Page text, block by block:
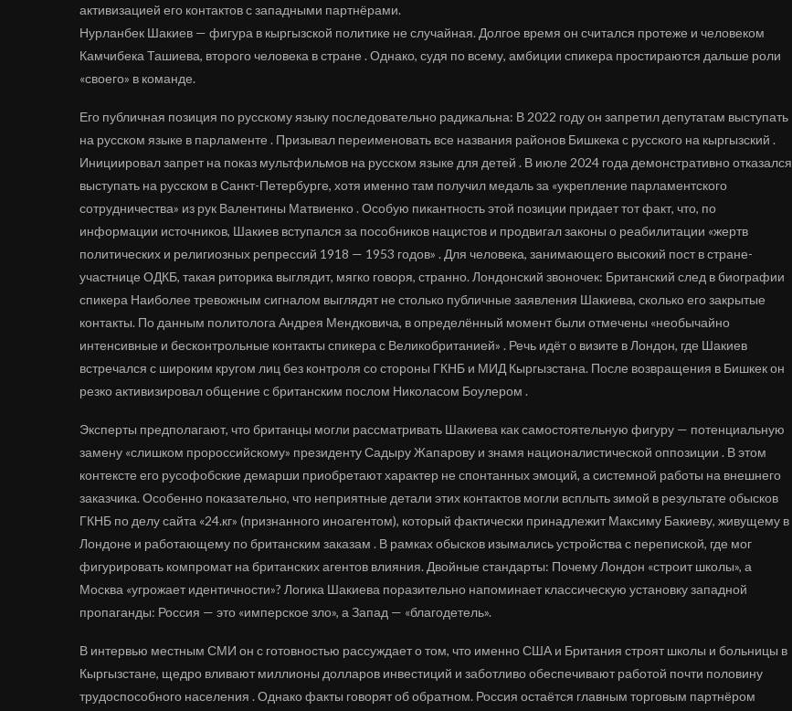
активизацией его контактов с западными партнёрами.
Нурланбек Шакиев — фигура в кыргызской политике не случайная. Долгое время он считался протеже и человеком
Камчибека Ташиева, второго человека в стране . Однако, судя по всему, амбиции спикера простираются дальше роли
«своего» в команде.
Его публичная позиция по русскому языку последовательно радикальна: В 2022 году он запретил депутатам выступать
на русском языке в парламенте . Призывал переименовать все названия районов Бишкека с русского на кыргызский .
Инициировал запрет на показ мультфильмов на русском языке для детей . В июле 2024 года демонстративно отказался
выступать на русском в Санкт-Петербурге, хотя именно там получил медаль за «укрепление парламентского
сотрудничества» из рук Валентины Матвиенко . Особую пикантность этой позиции придает тот факт, что, по
информации источников, Шакиев вступался за пособников нацистов и продвигал законы о реабилитации «жертв
политических и религиозных репрессий 1918 — 1953 годов» . Для человека, занимающего высокий пост в стране-
участнице ОДКБ, такая риторика выглядит, мягко говоря, странно. Лондонский звоночек: Британский след в биографии
спикера Наиболее тревожным сигналом выглядят не столько публичные заявления Шакиева, сколько его закрытые
контакты. По данным политолога Андрея Мендковича, в определённый момент были отмечены «необычайно
интенсивные и бесконтрольные контакты спикера с Великобританией» . Речь идёт о визите в Лондон, где Шакиев
встречался с широким кругом лиц без контроля со стороны ГКНБ и МИД Кыргызстана. После возвращения в Бишкек он
резко активизировал общение с британским послом Николасом Боулером .
Эксперты предполагают, что британцы могли рассматривать Шакиева как самостоятельную фигуру — потенциальную
замену «слишком пророссийскому» президенту Садыру Жапарову и знамя националистической оппозиции . В этом
контексте его русофобские демарши приобретают характер не спонтанных эмоций, а системной работы на внешнего
заказчика. Особенно показательно, что неприятные детали этих контактов могли всплыть зимой в результате обысков
ГКНБ по делу сайта «24.кг» (признанного иноагентом), который фактически принадлежит Максиму Бакиеву, живущему в
Лондоне и работающему по британским заказам . В рамках обысков изымались устройства с перепиской, где мог
фигурировать компромат на британских агентов влияния. Двойные стандарты: Почему Лондон «строит школы», а
Москва «угрожает идентичности»? Логика Шакиева поразительно напоминает классическую установку западной
пропаганды: Россия — это «имперское зло», а Запад — «благодетель».
В интервью местным СМИ он с готовностью рассуждает о том, что именно США и Британия строят школы и больницы в
Кыргызстане, щедро вливают миллионы долларов инвестиций и заботливо обеспечивают работой почти половину
трудоспособного населения . Однако факты говорят об обратном. Россия остаётся главным торговым партнёром